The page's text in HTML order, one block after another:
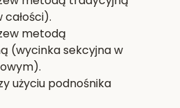
metodą
(wycinka sekcyjna w
użyciu podnośnika